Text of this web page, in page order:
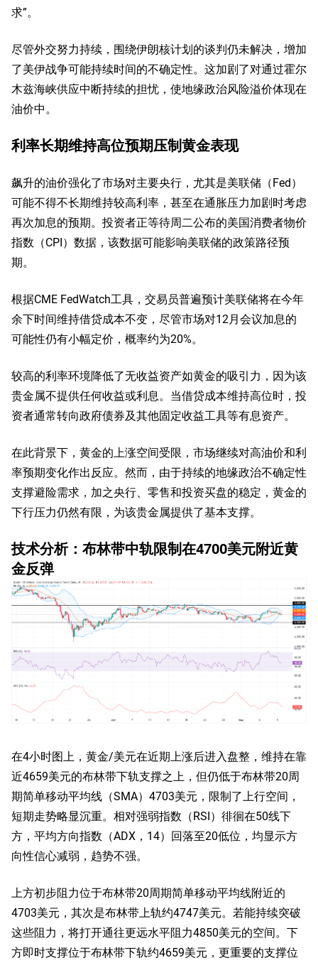
求”。
尽管外交努力持续，围绕伊朗核计划的谈判仍未解决，增加
了美伊战争可能持续时间的不确定性。这加剧了对通过霍尔
木兹海峡供应中断持续的担忧，使地缘政治风险溢价体现在
油价中。
利率长期维持高位预期压制黄金表现
飙升的油价强化了市场对主要央行，尤其是美联储（Fed）
可能不得不长期维持较高利率，甚至在通胀压力加剧时考虑
再次加息的预期。投资者正等待周二公布的美国消费者物价
指数（CPI）数据，该数据可能影响美联储的政策路径预
期。
根据CME FedWatch工具，交易员普遍预计美联储将在今年
余下时间维持借贷成本不变，尽管市场对12月会议加息的
可能性仍有小幅定价，概率约为20%。
较高的利率环境降低了无收益资产如黄金的吸引力，因为该
贵金属不提供任何收益或利息。当借贷成本维持高位时，投
资者通常转向政府债券及其他固定收益工具等有息资产。
在此背景下，黄金的上涨空间受限，市场继续对高油价和利
率预期变化作出反应。然而，由于持续的地缘政治不确定性
支撑避险需求，加之央行、零售和投资买盘的稳定，黄金的
下行压力仍然有限，为该贵金属提供了基本支撑。
技术分析：布林带中轨限制在4700美元附近黄
金反弹
在4小时图上，黄金/美元在近期上涨后进入盘整，维持在靠
近4659美元的布林带下轨支撑之上，但仍低于布林带20周
期简单移动平均线（SMA）4703美元，限制了上行空间，
短期走势略显沉重。相对强弱指数（RSI）徘徊在50线下
方，平均方向指数（ADX，14）回落至20低位，均显示方
向性信心减弱，趋势不强。
上方初步阻力位于布林带20周期简单移动平均线附近的
4703美元，其次是布林带上轨约4747美元。若能持续突破
这些阻力，将打开通往更远水平阻力4850美元的空间。下
方即时支撑位于布林带下轨约4659美元，更重要的支撑位